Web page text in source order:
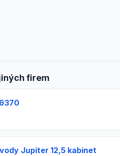
firem
Jupiter 12,5 kabinet